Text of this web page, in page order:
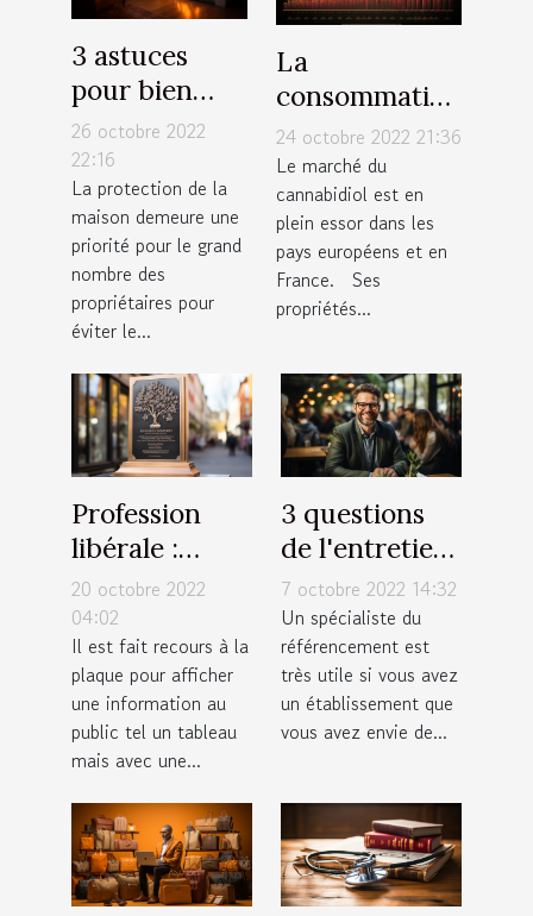
3 astuces
pour bien
protéger
votre maison
26 octobre 2022
22:16
La protection de la
maison demeure une
priorité pour le grand
nombre des
propriétaires pour
éviter le...
La
consommation
de CBD Full
Spectrum
24 octobre 2022 21:36
Le marché du
cannabidiol est en
plein essor dans les
pays européens et en
France. Ses
propriétés...
Profession
libérale :
Afficher une
plaque
expressive!
20 octobre 2022
04:02
Il est fait recours à la
plaque pour afficher
une information au
public tel un tableau
mais avec une...
3 questions
de l'entretien
d'embauche
d'un
spécialiste
SEO
7 octobre 2022 14:32
Un spécialiste du
référencement est
très utile si vous avez
un établissement que
vous avez envie de...